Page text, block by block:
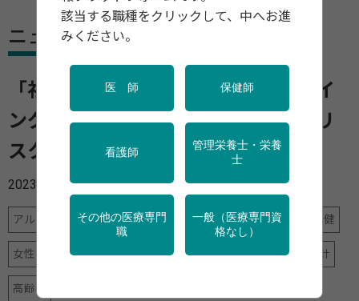
ニュース
「社会的孤立」が健康やウェルビーイ
ングを低下 孤独は認知症や介護のリ
スクを高める 健診の受診にも影響
2023年10月16日
アルコール データヘルス計画 メンタルヘルス 地域保健
女性の健康 特定保健指導 産業保健 禁煙 調査・統計
高齢者
該当する職種をクリックして、中へお進
みください。
医 師 保健師
看護師
管理栄養士・栄養
士
その他の医療専門
職
一般（医療専門資
格なし）